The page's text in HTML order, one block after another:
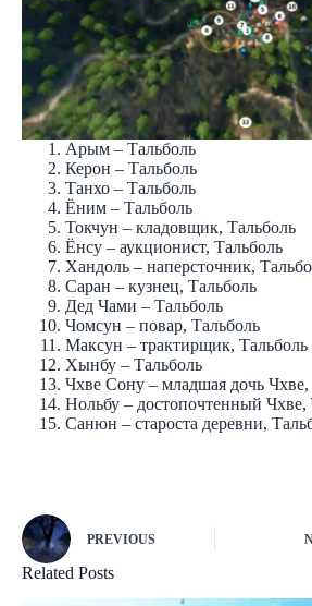
Арым – Тальболь
Керон – Тальболь
Танхо – Тальболь
Ёним – Тальболь
Токчун – кладовщик, Тальболь
Ёнсу – аукционист, Тальболь
Хандоль – наперсточник,
Саран – кузнец, Тальболь
Дед Чами – Тальболь
Чомсун – повар, Тальболь
Максун – трактирщик, Тальболь
Хынбу – Тальболь
Чхве Сону – младшая дочь Чхве,
Нольбу – достопочтенный Чхве,
Санюн – староста деревни,
PREVIOUS
Related Posts